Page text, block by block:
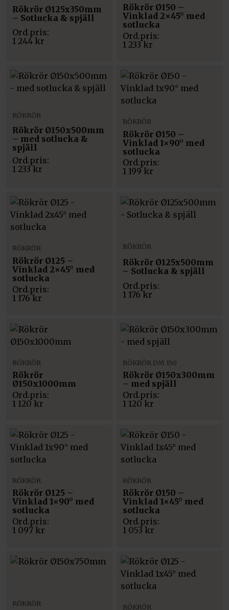
Rökrör Ø125x350mm
– Sotlucka & spjäll
1 244 kr
Rökrör Ø150 –
Vinklad 2×45° med
sotlucka
1 233 kr
RÖKRÖR
Rökrör Ø150x500mm
– med sotlucka &
spjäll
1 233 kr
RÖKRÖR
Rökrör Ø150 –
Vinklad 1×90° med
sotlucka
1 199 kr
RÖKRÖR
Rökrör Ø125 –
Vinklad 2×45° med
sotlucka
1 176kr
RÖKRÖR
Rökrör Ø125x500mm
– Sotlucka & spjäll
1 176kr
RÖKRÖR
Rökrör
Ø150x1000mm
1 120kr
RÖKRÖR DM 150
Rökrör Ø150x300mm
– med spjäll
1 120kr
RÖKRÖR
Rökrör Ø125 –
Vinklad 1×90° med
sotlucka
1 097 kr
RÖKRÖR
Rökrör Ø150 –
Vinklad 1×45° med
sotlucka
1 053 kr
RÖKRÖR RÖKRÖR